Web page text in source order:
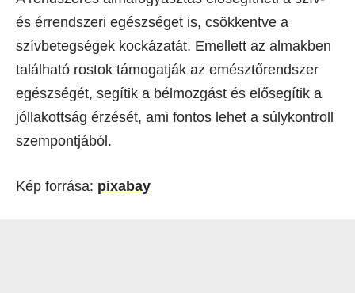
és érrendszeri egészséget is, csökkentve a
szívbetegségek kockázatát. Emellett az almakben
található rostok támogatják az emésztőrendszer
egészségét, segítik a bélmozgást és elősegítik a
jóllakottság érzését, ami fontos lehet a súlykontroll
szempontjából.
Kép forrása: pixabay